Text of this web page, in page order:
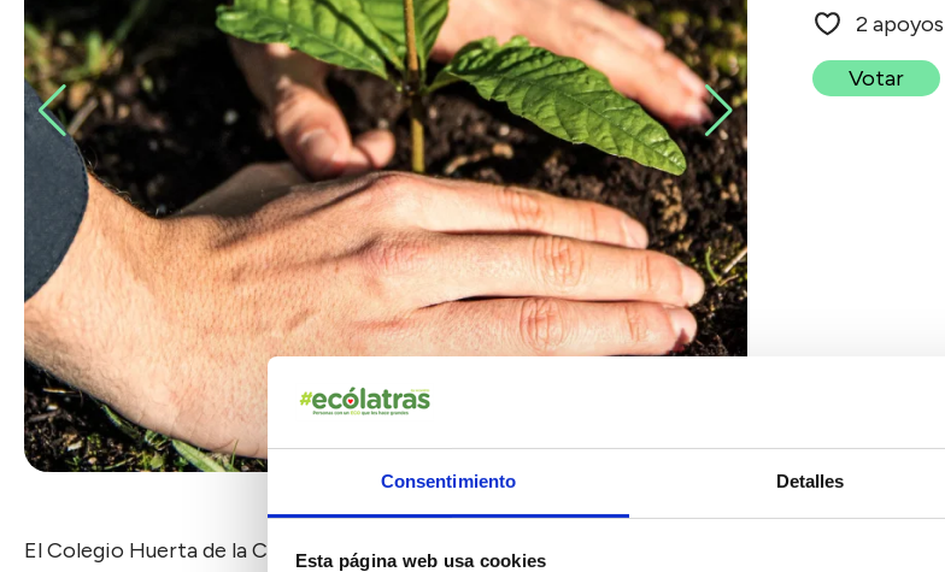
Consentimiento Detalles
Esta página web usa cookies
2 apoyos
Votar
El Colegio Huerta de la Cruz es uno de los más antiguos de Algeciras, ya que fue fundado en 1917.